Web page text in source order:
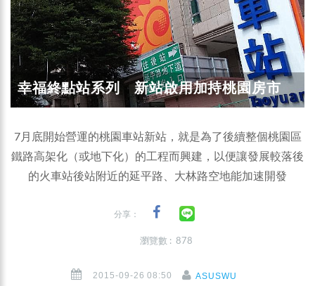
幸福終點站系列 新站啟用加持桃園房市
7月底開始營運的桃園車站新站，就是為了後續整個桃園區
鐵路高架化（或地下化）的工程而興建，以便讓發展較落後
的火車站後站附近的延平路、大林路空地能加速開發
分享：
瀏覽數 : 878
2015-09-26 08:50 ASUSWU